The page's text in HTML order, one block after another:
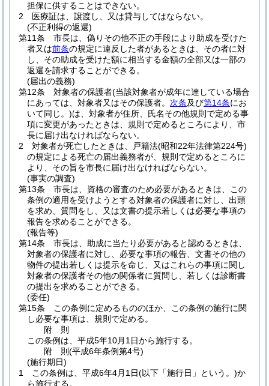
担保に供することはできない。
2
医療証は、譲渡し、又は貸与してはならない。
(不正利得の返還)
第11条
市長は、偽りその他不正の手段により助成を受けた
者又は前条の規定に違反した者があるときは、その者に対
し、その助成を受けた額に相当する金額の全部又は一部の
返還を請求することができる。
(届出の義務)
第12条
対象者の保護者(当該対象者が成年に達している場合
にあっては、対象者又はその保護者。 次条及び第14条にお
いて同じ。)は、対象者が住所、氏名その他規則で定める事
項に変更があったときは、規則で定めるところにより、市
長に届け出なければならない。
2
対象者が死亡したときは、戸籍法(昭和22年法律第224号)
の規定による死亡の届出義務者が、規則で定めるところに
より、その旨を市長に届け出なければならない。
(事実の調査)
第13条
市長は、資格の審査のため必要があるときは、この
条例の適用を受けようとする対象者の保護者に対し、出頭
を求め、質問をし、又は文書の提示若しくは必要な事項の
報告を求めることができる。
(報告等)
第14条
市長は、助成に当たり必要があると認めるときは、
対象者の保護者に対し、必要な事項の報告、文書その他の
物件の提出若しくは提示を命じ、又はこれらの事項に関し
対象者の保護者その他の関係者に質問し、若しくは診断書
の提出を求めることができる。
(委任)
第15条
この条例に定めるもののほか、この条例の施行に関
し必要な事項は、規則で定める。
附 則
この条例は、平成5年10月1日から施行する。
附 則(平成6年条例第4号)
(施行期日)
1
この条例は、平成6年4月1日(以下「施行日」という。)か
ら施行する。